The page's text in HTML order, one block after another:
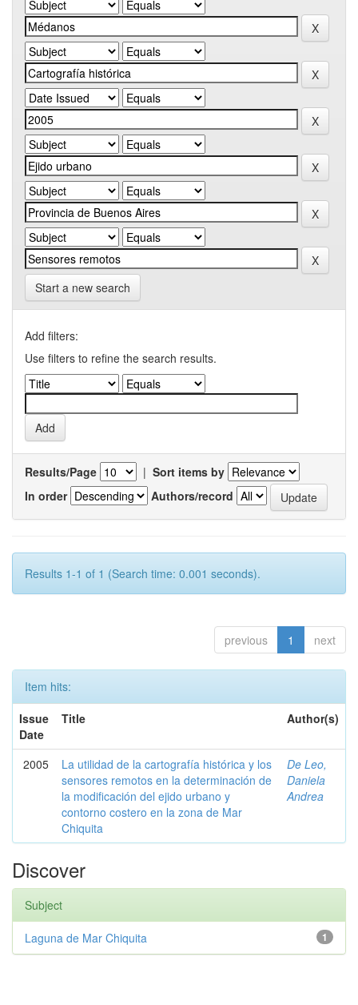
Start a new search
Add filters:
Use filters to refine the search results.
Results/Page | Sort items by
In order
Authors/record
Results 1-1 of 1 (Search time: 0.001 seconds).
previous 1 next
Item hits:
Issue
Date
Title Author(s)
2005
La utilidad de la cartografía histórica y los
sensores remotos en la determinación de
la modificación del ejido urbano y
contorno costero en la zona de Mar
Chiquita
De Leo,
Daniela
Andrea
Discover
Subject
1
Laguna de Mar Chiquita